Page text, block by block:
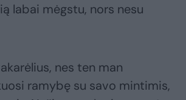
labai mėgstu, nors nesu
nes ten man
ramybę su savo mintimis,